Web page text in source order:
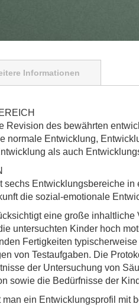
Revision des bewährten
normale Entwicklung,
als auch
sechs Entwicklungsbereiche
die sozial-emotionale
eine große
untersuchten Kinder hoch
Fertigkeiten
von Testaufgaben. Die
der Untersuchung von
sowie die Bedürfnisse der
ein Entwicklungsprofil mit
Informationen